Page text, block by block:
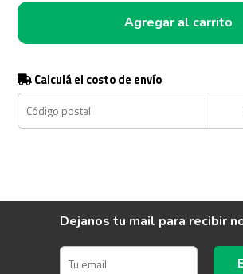
Agregar al carrito
Calculá el costo de envío
Dejanos tu mail para recibir